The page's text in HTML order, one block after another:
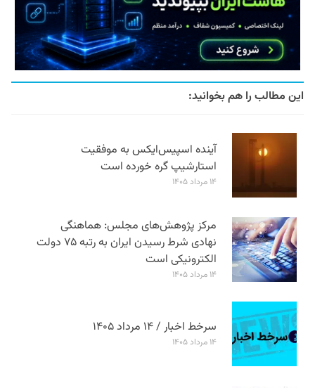
این مطالب را هم بخوانید:
آینده اسپیس‌ایکس به موفقیت
استارشیپ گره خورده است
۱۴ مرداد ۱۴۰۵
مرکز پژوهش‌های مجلس: هماهنگی
نهادی شرط رسیدن ایران به رتبه ۷۵ دولت
الکترونیکی است
۱۴ مرداد ۱۴۰۵
سرخط اخبار / ۱۴ مرداد ۱۴۰۵
۱۴ مرداد ۱۴۰۵